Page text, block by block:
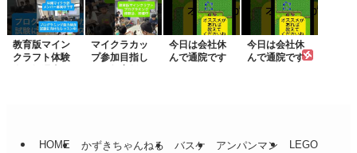
クラ... 集中
教育版マイン
クラフト体験
マイクラカッ
プ参加目指し
今日は会社休
んで通院です
今日は会社休
んで通院です
HOME かずきちゃんねる バスケ アンパンマン
LEGO